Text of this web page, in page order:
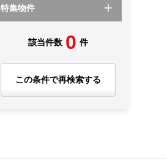
特集物件
該当件数 0 件
この条件で再検索する